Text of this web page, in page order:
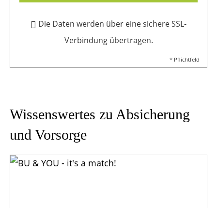
Die Daten werden über eine sichere SSL-
Verbindung übertragen.
* Pflichtfeld
Wissenswertes zu Absicherung
und Vorsorge